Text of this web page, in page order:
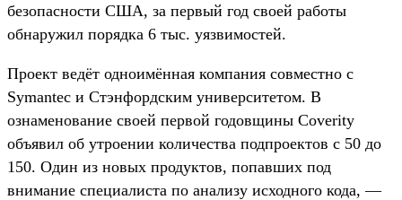
безопасности США, за первый год своей работы
обнаружил порядка 6 тыс. уязвимостей.
Проект ведёт одноимённая компания совместно с
Symantec и Стэнфордским университетом. В
ознаменование своей первой годовщины Coverity
объявил об утроении количества подпроектов с 50 до
150. Один из новых продуктов, попавших под
внимание специалиста по анализу исходного кода, —